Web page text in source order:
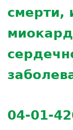
смерти,
04-01-